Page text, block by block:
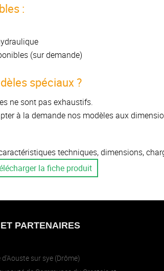
:
(sur demande)
spéciaux ?
ne sont pas exhaustifs.
à la demande nos modèles aux
techniques, dimensions,
la fiche produit
PARTENAIRES
d'Aouste sur sye (Drôme)